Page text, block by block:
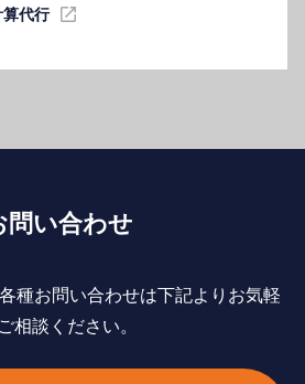
代⾏
問い合わせ
種お問い合わせは下記よりお気軽
相談ください。